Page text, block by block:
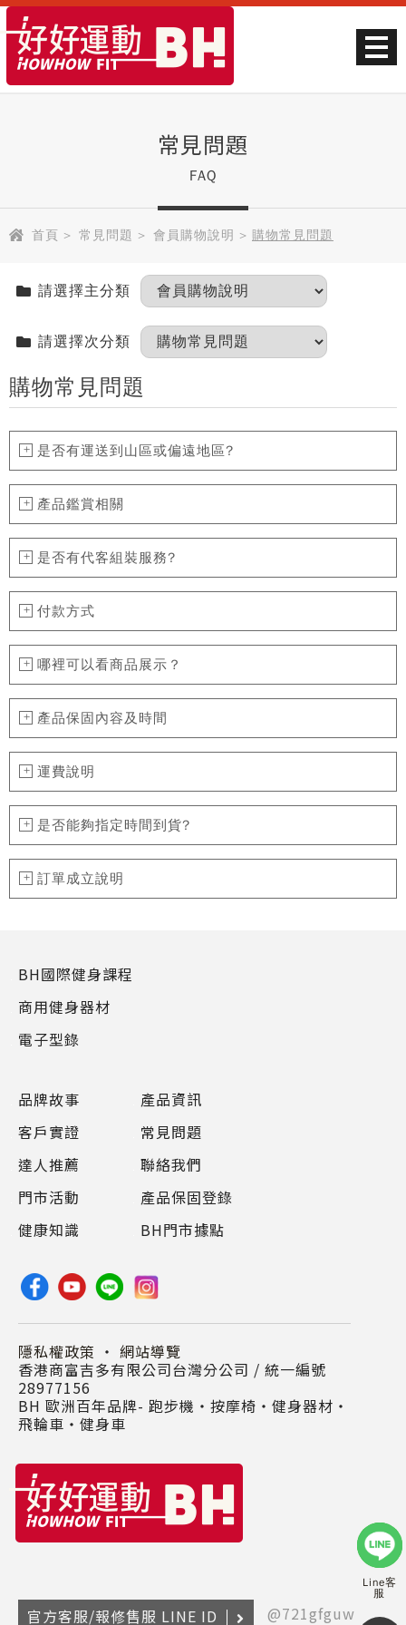
常見問題
FAQ
首頁 > 常見問題 > 會員購物說明 > 購物常見問題
Line客
服
請選擇主分類
請選擇次分類
購物常見問題
是否有運送到山區或偏遠地區?
產品鑑賞相關
是否有代客組裝服務?
付款方式
哪裡可以看商品展示？
產品保固內容及時間
運費說明
是否能夠指定時間到貨?
訂單成立說明
品牌故事
客戶實證
達人推薦
門市活動
健康知識
產品資訊
常見問題
聯絡我們
產品保固登錄
BH門市據點
BH國際健身課程
商用健身器材
電子型錄
隱私權政策 ・ 網站導覽
香港商富吉多有限公司台灣分公司 / 統一編號
28977156
BH 歐洲百年品牌- 跑步機‧按摩椅‧健身器材‧
飛輪車‧健身車
官方客服/報修售服 LINE ID @721gfguw